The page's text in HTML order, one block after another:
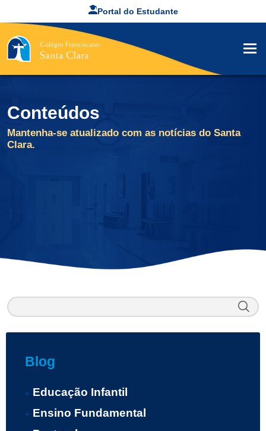
Portal do Estudante
Conteúdos
Mantenha-se atualizado com as notícias do Santa
Clara.
Blog
Educação Infantil
Ensino Fundamental